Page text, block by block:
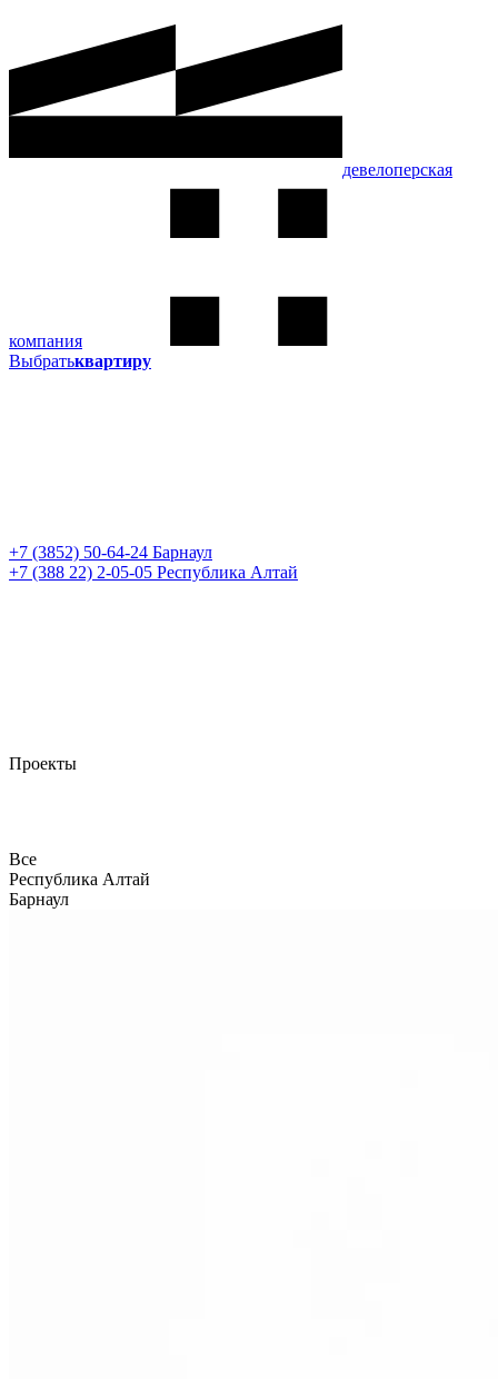
девелоперская
компания
Выбратьквартиру
+7 (3852) 50-64-24 Барнаул
+7 (388 22) 2-05-05 Республика Алтай
Проекты
Все
Республика Алтай
Барнаул